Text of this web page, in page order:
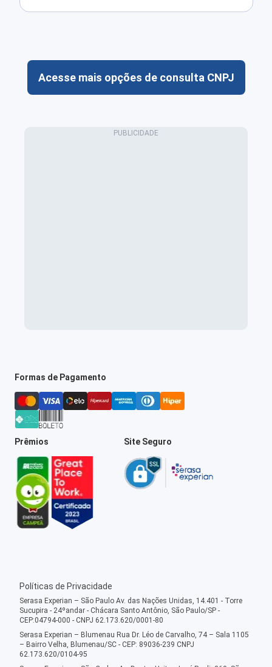
Acesse mais opções de consulta CNPJ
Formas de Pagamento
Prêmios Site Seguro
Políticas de Privacidade
Serasa Experian – São Paulo Av. das Nações Unidas, 14.401 - Torre
Sucupira - 24ºandar - Chácara Santo Antônio, São Paulo/SP -
CEP:04794-000 - CNPJ 62.173.620/0001-80
Serasa Experian – Blumenau Rua Dr. Léo de Carvalho, 74 – Sala 1105
– Bairro Velha, Blumenau/SC - CEP: 89036-239 CNPJ
62.173.620/0104-95